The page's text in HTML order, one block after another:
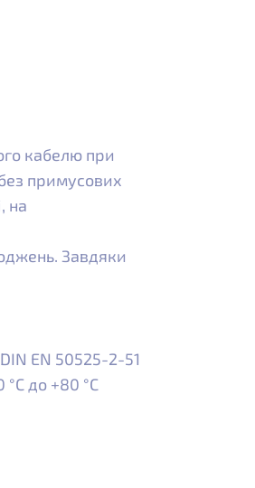
кабелю при
примусових
на
Завдяки
EN 50525-2-51
до +80 °C